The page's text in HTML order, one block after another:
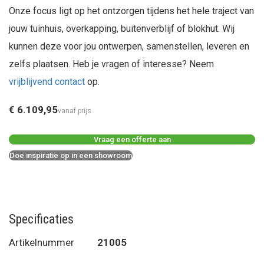
Onze focus ligt op het ontzorgen tijdens het hele traject van
jouw tuinhuis, overkapping, buitenverblijf of blokhut. Wij
kunnen deze voor jou ontwerpen, samenstellen, leveren en
zelfs plaatsen. Heb je vragen of interesse? Neem
vrijblijvend contact op.
€ 6.109,95vanaf prijs
Vraag een offerte aan
Doe inspiratie op in een showroom
Specificaties
Artikelnummer
21005